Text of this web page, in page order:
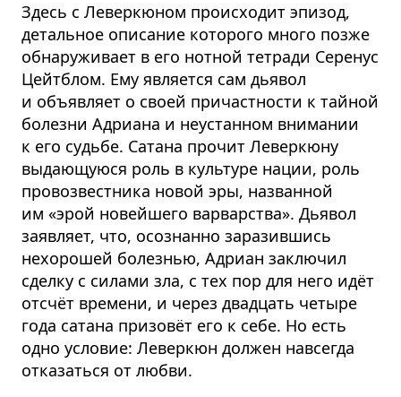
Здесь с Леверкюном происходит эпизод,
детальное описание которого много позже
обнаруживает в его нотной тетради Серенус
Цейтблом. Ему является сам дьявол
и объявляет о своей причастности к тайной
болезни Адриана и неустанном внимании
к его судьбе. Сатана прочит Леверкюну
выдающуюся роль в культуре нации, роль
провозвестника новой эры, названной
им «эрой новейшего варварства». Дьявол
заявляет, что, осознанно заразившись
нехорошей болезнью, Адриан заключил
сделку с силами зла, с тех пор для него идёт
отсчёт времени, и через двадцать четыре
года сатана призовёт его к себе. Но есть
одно условие: Леверкюн должен навсегда
отказаться от любви.